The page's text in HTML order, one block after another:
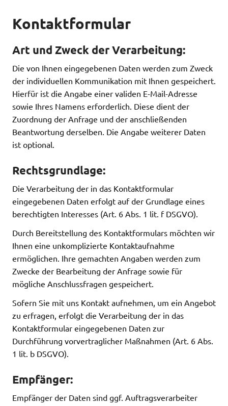
Kontaktformular
Art und Zweck der Verarbeitung:
Die von Ihnen eingegebenen Daten werden zum Zweck
der individuellen Kommunikation mit Ihnen gespeichert.
Hierfür ist die Angabe einer validen E-Mail-Adresse
sowie Ihres Namens erforderlich. Diese dient der
Zuordnung der Anfrage und der anschließenden
Beantwortung derselben. Die Angabe weiterer Daten
ist optional.
Rechtsgrundlage:
Die Verarbeitung der in das Kontaktformular
eingegebenen Daten erfolgt auf der Grundlage eines
berechtigten Interesses (Art. 6 Abs. 1 lit. f DSGVO).
Durch Bereitstellung des Kontaktformulars möchten wir
Ihnen eine unkomplizierte Kontaktaufnahme
ermöglichen. Ihre gemachten Angaben werden zum
Zwecke der Bearbeitung der Anfrage sowie für
mögliche Anschlussfragen gespeichert.
Sofern Sie mit uns Kontakt aufnehmen, um ein Angebot
zu erfragen, erfolgt die Verarbeitung der in das
Kontaktformular eingegebenen Daten zur
Durchführung vorvertraglicher Maßnahmen (Art. 6 Abs.
1 lit. b DSGVO).
Empfänger:
Empfänger der Daten sind ggf. Auftragsverarbeiter